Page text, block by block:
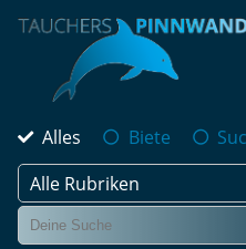
Alles Biete
Alle Rubriken